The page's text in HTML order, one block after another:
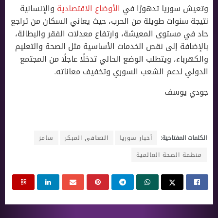
وتعيش سوريا تدهورًا في الأوضاع الاقتصادية والإنسانية
نتيجة سنوات طويلة من الحرب، حيث يعاني السكان من تراجع
حاد في مستوى المعيشة، وارتفاع معدلات الفقر والبطالة،
بالإضافة إلى نقص الخدمات الأساسية مثل الصحة والتعليم
والكهرباء، ويتطلب الوضع الحالي تدخلًا عاجلًا من المجتمع
الدولي لدعم الشعب السوري وتخفيف معاناته.
جودي يوسف
الكلمات المفتاحية: أخبار سوريا التعافي المبكر
سامز
منظمة الصحة العالمية